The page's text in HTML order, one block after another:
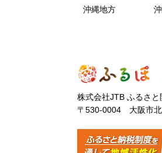
沖縄地方
株式会社JTB ふるさと
〒530-0004 大阪市北